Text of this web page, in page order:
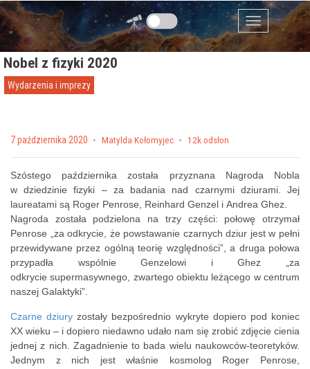
Przejdź do zawartości
Menu
Nobel z fizyki 2020
Wydarzenia i imprezy
Posted on
7 października 2020 by Matylda Kołomyjec 12k odsłon
Szóstego października została przyznana Nagroda Nobla
w dziedzinie fizyki – za badania nad czarnymi dziurami. Jej
laureatami są Roger Penrose, Reinhard Genzel i Andrea Ghez.
Nagroda została podzielona na trzy części: połowę otrzymał
Penrose „za odkrycie, że powstawanie czarnych dziur jest w pełni
przewidywane przez ogólną teorię względności”, a druga połowa
przypadła wspólnie Genzelowi i Ghez „za
odkrycie supermasywnego, zwartego obiektu leżącego w centrum
naszej Galaktyki”.
Czarne dziury zostały bezpośrednio wykryte dopiero pod koniec
XX wieku – i dopiero niedawno udało nam się zrobić zdjęcie cienia
jednej z nich. Zagadnienie to bada wielu naukowców-teoretyków.
Jednym z nich jest właśnie kosmolog Roger Penrose,